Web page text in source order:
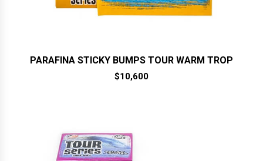
PARAFINA STICKY BUMPS TOUR WARM TROP
$10,600